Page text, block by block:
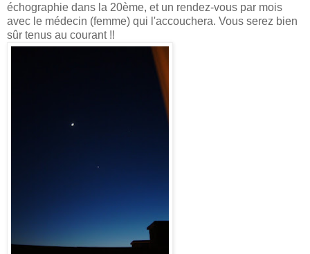
échographie dans la 20ème, et un rendez-vous par mois
avec le médecin (femme) qui l'accouchera. Vous serez bien
sûr tenus au courant !!